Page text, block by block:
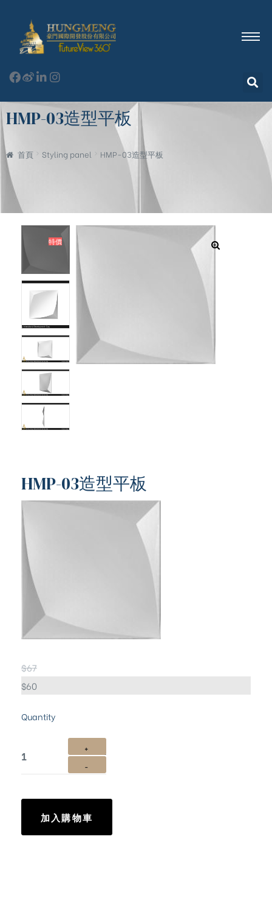
HMP-03造型平板
首頁 Styling panel HMP-03造型平板
特價
HMP-03造型平板
$67
$60
Quantity
加入購物車
日本